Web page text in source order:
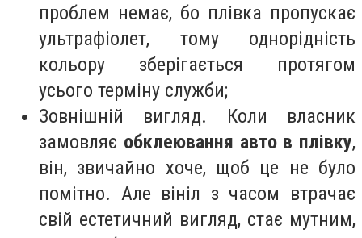
проблем немає, бо плівка пропускає
ультрафіолет, тому однорідність
кольору зберігається протягом
усього терміну служби;
Зовнішній вигляд. Коли власник
замовляє обклеювання авто в плівку,
він, звичайно хоче, щоб це не було
помітно. Але вініл з часом втрачає
свій естетичний вигляд, стає мутним,